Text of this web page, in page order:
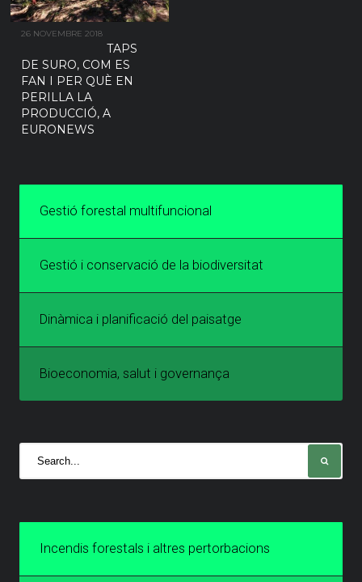
26 NOVEMBRE 2018
TAPS
DE SURO, COM ES
FAN I PER QUÈ EN
PERILLA LA
PRODUCCIÓ, A
EURONEWS
Gestió forestal multifuncional
Gestió i conservació de la biodiversitat
Dinàmica i planificació del paisatge
Bioeconomia, salut i governança
Incendis forestals i altres pertorbacions